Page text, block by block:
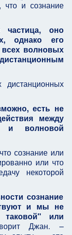
что и сознание
частица, оно
однако его
волновых
есть не
между
и волновой
сознание или
или что
некоторой
сознание
и мы не
или
Джан. –